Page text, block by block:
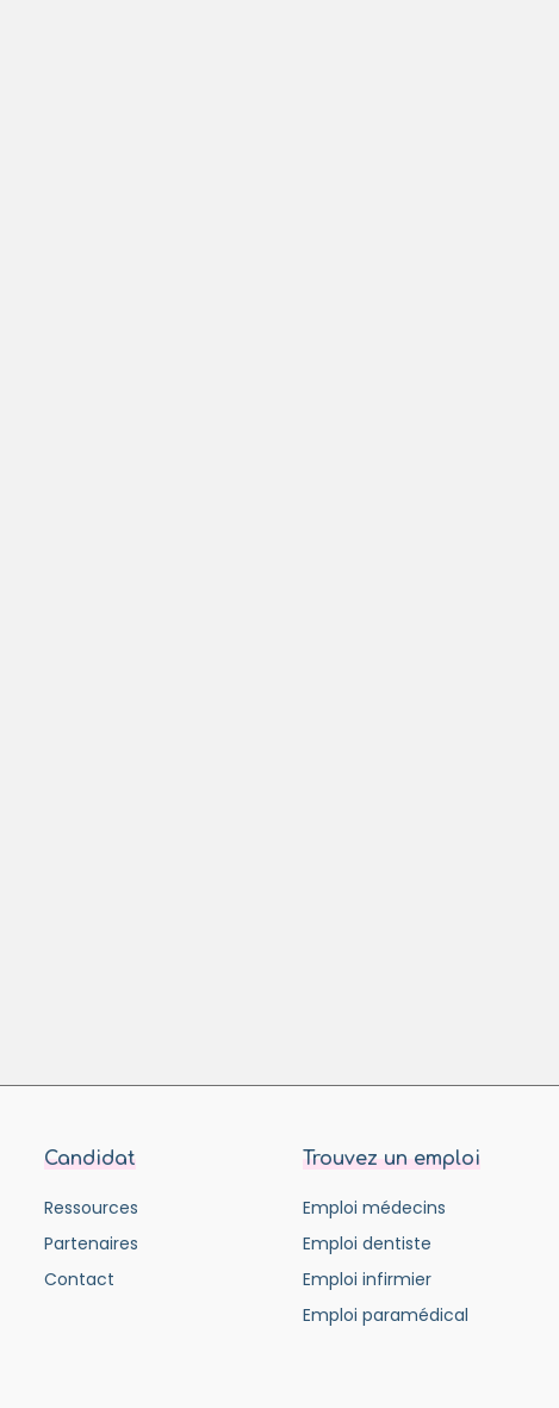
Candidat
Ressources
Partenaires
Contact
Trouvez un emploi
Emploi médecins
Emploi dentiste
Emploi infirmier
Emploi paramédical